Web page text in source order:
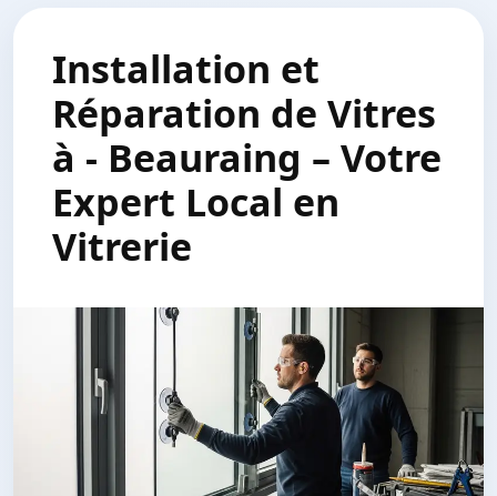
Installation et
Réparation de Vitres
à - Beauraing – Votre
Expert Local en
Vitrerie